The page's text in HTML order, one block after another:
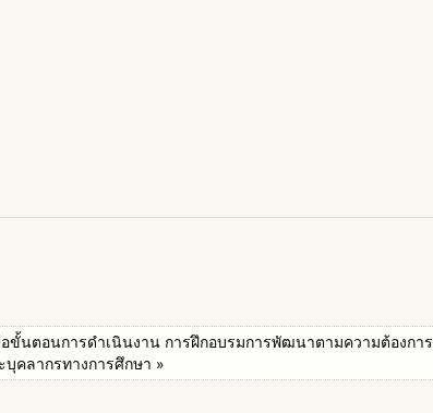
ขั้นตอนการดำเนินงาน การฝึกอบรมการพัฒนาตามความต้องการ
คลากรทางการศึกษา »